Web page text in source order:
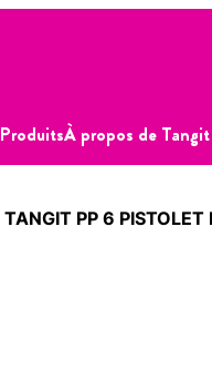
ProduitsÀ propos de Tangit
TANGIT PP 6 PISTOLET